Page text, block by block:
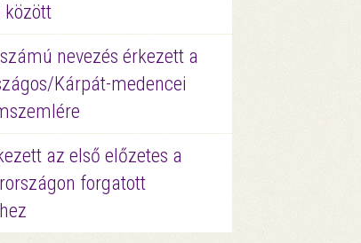
között
nevezés érkezett a
Kárpát-medencei
az első előzetes a
forgatott